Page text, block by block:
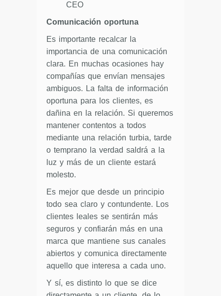
CEO
Comunicación oportuna
Es importante recalcar la
importancia de una comunicación
clara. En muchas ocasiones hay
compañías que envían mensajes
ambiguos. La falta de información
oportuna para los clientes, es
dañina en la relación. Si queremos
mantener contentos a todos
mediante una relación turbia, tarde
o temprano la verdad saldrá a la
luz y más de un cliente estará
molesto.
Es mejor que desde un principio
todo sea claro y contundente. Los
clientes leales se sentirán más
seguros y confiarán más en una
marca que mantiene sus canales
abiertos y comunica directamente
aquello que interesa a cada uno.
Y sí, es distinto lo que se dice